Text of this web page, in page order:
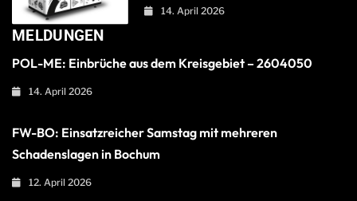
14. April 2026
MELDUNGEN
POL-ME: Einbrüche aus dem Kreisgebiet – 2604050
14. April 2026
FW-BO: Einsatzreicher Samstag mit mehreren
Schadenslagen in Bochum
12. April 2026